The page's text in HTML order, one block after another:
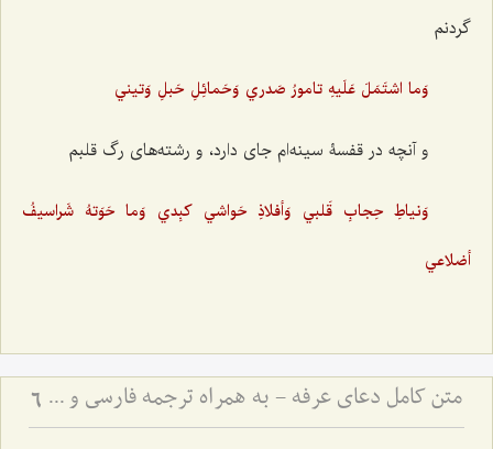
گردنم
وَما اشتَمَلَ عَلَيهِ تامورُ صَدري وَحَمائِلِ حَبلِ وَتيني
و آنچه در قفسۀ سینه‌ام جای دارد، و رشته‌های رگ قلبم
وَنياطِ حِجابِ قَلبي وَأفلاذِ حَواشي كبِدي وَما حَوَتهُ شَراسيفُ
أضلاعي
متن کامل دعای عرفه - به همراه ترجمه فارسی و فایل صوتی 6